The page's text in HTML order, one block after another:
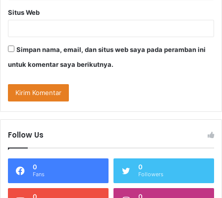
Situs Web
Simpan nama, email, dan situs web saya pada peramban ini
untuk komentar saya berikutnya.
Follow Us
0
Fans
0
Followers